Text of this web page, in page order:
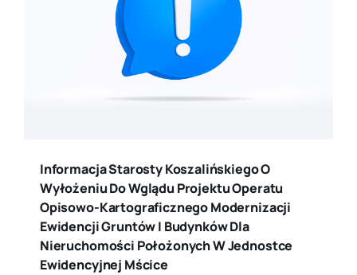
Informacja Starosty Koszalińskiego O
Wyłożeniu Do Wglądu Projektu Operatu
Opisowo-Kartograficznego Modernizacji
Ewidencji Gruntów I Budynków Dla
Nieruchomości Położonych W Jednostce
Ewidencyjnej Mścice